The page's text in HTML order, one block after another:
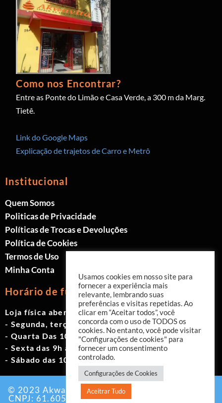
Como nos Encontrar?
Entre as Ponte do Limão e Casa Verde, a 300 m da Marg.
Tietê.
Link do Google Maps
Explicação de trajetos de Carro e Metrô
Institucional
Quem Somos
Politicas de Privacidade
Políticas de Trocas e Devoluções
Política de Cookies
Termos de Uso
Minha Conta
Horário de funcionamento
Loja física aberta de Segunda à Sábado.
- Segunda, terça e quinta das 9h às 19h
- Quarta Das 10h às 18h
- Sexta das 9h às 18h
- Sábado das 10h às 17h
© 2023 Akwavita - Todos os direitos reservados.
CNPJ: 61.605.465/0001-60 Criado por:
Usamos cookies em nosso site para
fornecer a experiência mais
relevante, lembrando suas
preferências e visitas repetidas. Ao
clicar em “Aceitar todos”, você
concorda com o uso de TODOS os
cookies. No entanto, você pode visitar
"Configurações de cookies" para
fornecer um consentimento
controlado.
Configurações de Cookies
Aceitrar Tudo